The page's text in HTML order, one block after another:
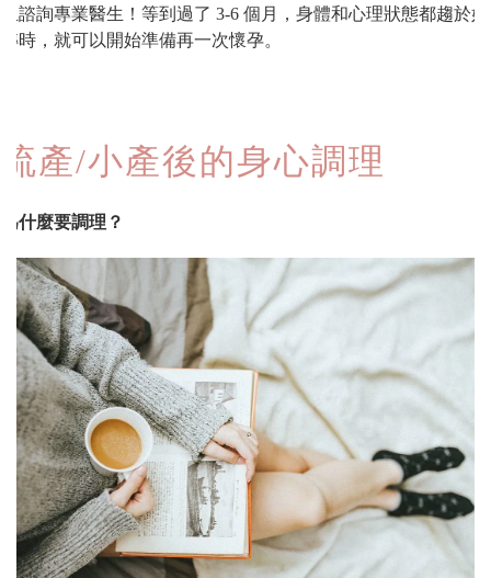
且諮詢專業醫生！等到過了 3-6 個月，身體和心理狀態都趨於好
轉時，就可以開始準備再一次懷孕。
流產/小產後的身心調理
為什麼要調理？